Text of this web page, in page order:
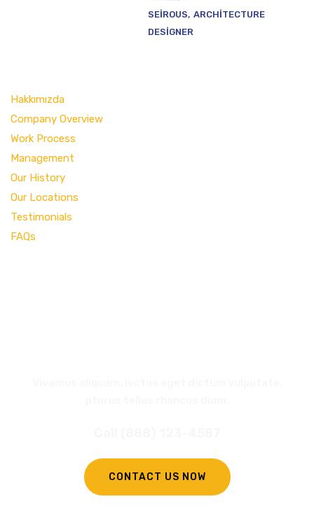
SEIROUS ARCHITECTURE
DESIGNER
Hakkımızda
Company Overview
Work Process
Management
Our History
Our Locations
Testimonials
FAQs
CONTACT US NOW